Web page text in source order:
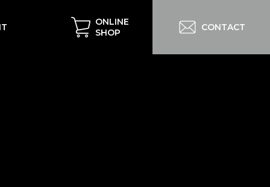
ONLINE
SHOP
CONTACT